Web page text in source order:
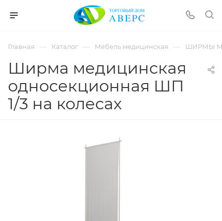
Главная — Каталог — Мебель медицинская — ШИРМЫ
Ширма медицинская
односекционная ШП
1/3 на колесах
pornspider.info
xnxx